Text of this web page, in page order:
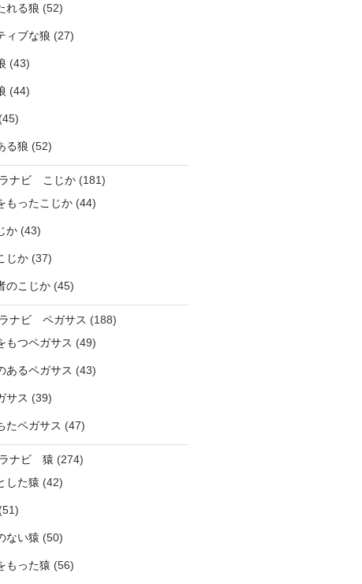
れる狼 (52)
ィブな狼 (27)
(43)
(44)
(45)
る狼 (52)
ナビ こじか(181)
もったこじか(44)
か(43)
じか(37)
のこじか(45)
ナビ ペガサス (188)
もつペガサス (49)
あるペガサス (43)
サス (39)
たペガサス (47)
ナビ 猿 (274)
した猿 (42)
(51)
ない猿 (50)
もった猿 (56)